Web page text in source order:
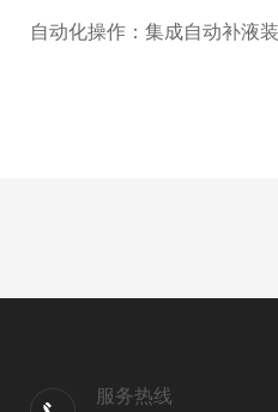
自动化操作：集成自动补液
服务热线